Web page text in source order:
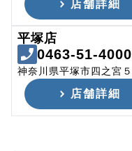
店舗詳細
平塚店
0463-51-4000
神奈川県平塚市四之宮
店舗詳細